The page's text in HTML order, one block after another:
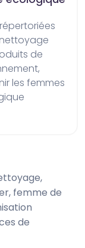
de
les femmes
femme de
de